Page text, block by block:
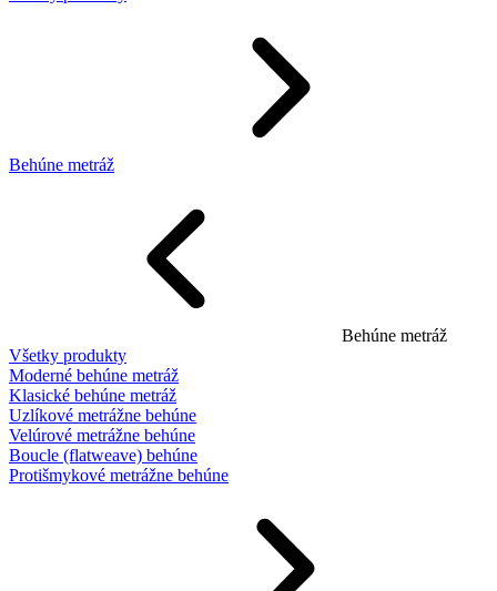
Behúne metráž
Behúne metráž
Všetky produkty
Moderné behúne metráž
Klasické behúne metráž
Uzlíkové metrážne behúne
Velúrové metrážne behúne
Boucle (flatweave) behúne
Protišmykové metrážne behúne